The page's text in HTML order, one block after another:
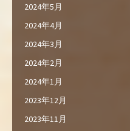
2024年5月
2024年4月
2024年3月
2024年2月
2024年1月
2023年12月
2023年11月